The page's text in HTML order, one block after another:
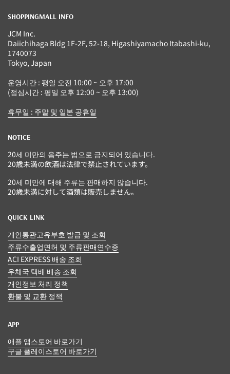
SHOPPINGMALL INFO
JCM Inc.
Daiichihaga Bldg 1F-2F, 52-18, Higashiyamacho Itabashi-ku,
1740073
Tokyo, Japan
운영시간 : 평일 오전 10:00 ~ 오후 17:00
(점심시간 : 평일 오후 12:00 ~ 오후 13:00)
휴무일 : 주말 및 일본 공휴일
NOTICE
20세 미만의 음주는 법으로 금지되어 있습니다.
20歳未満の飲酒は法律で禁止されています。
20세 미만에 대해 주류는 판매하지 않습니다.
20歳未満に対して酒類は販売しません。
QUICK LINK
개인통관고유부호 발급 및 조회
주류수출업면허 및 주류판매연수증
ACI EXPRESS 배송 조회
우체국 택배 배송 조회
개인정보 처리 정책
환불 및 교환 정책
APP
애플 앱스토어 바로가기
구글 플레이스토어 바로가기